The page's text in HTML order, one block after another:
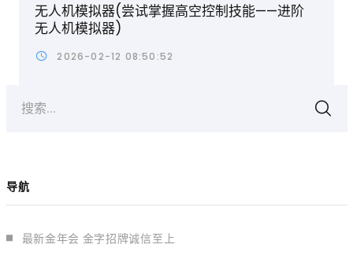
无人机模拟器(尝试掌握高空控制技能——进阶
无人机模拟器)
2026-02-12 08:50:52
搜索...
导航
最新金年会 金字招牌诚信至上